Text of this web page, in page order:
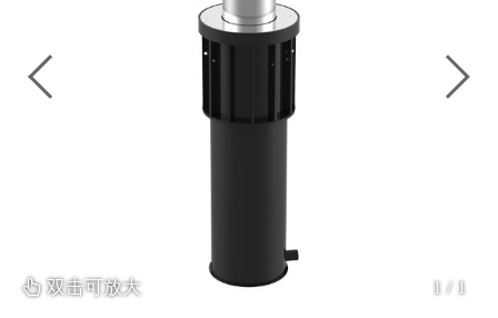
1 / 1
双击可放大